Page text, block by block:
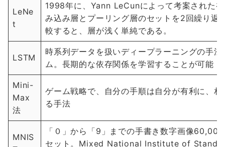
LeNe
t
1998年に、Yann LeCunによって考案された
み込み層とプーリング層のセットを2回繰り返
較すると、層が浅く単純である。
LSTM
時系列データを扱いディープラーニングの手
ム。長期的な依存関係を学習することが可能
Mini-
Max
法
ゲーム戦略で、自分の手順は自分が有利に、
る手法
MNIS
「０」から「9」までの手書き数字画像
セット。Mixed National Institute of